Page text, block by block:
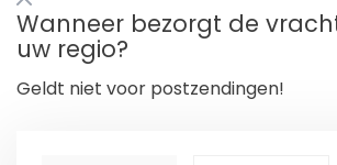
Wanneer bezorgt de
uw regio?
Geldt niet voor postzendingen!